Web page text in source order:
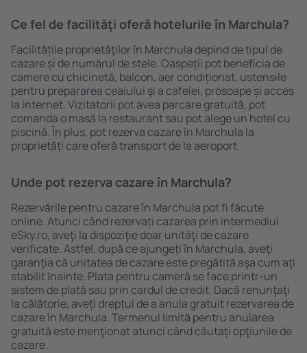
Ce fel de facilităţi oferă hotelurile în Marchula?
Facilitățile proprietăţilor în Marchula depind de tipul de
cazare și de numărul de stele. Oaspeții pot beneficia de
camere cu chicinetă, balcon, aer condiționat, ustensile
pentru prepararea ceaiului şi a cafelei, prosoape și acces
la internet. Vizitatorii pot avea parcare gratuită, pot
comanda o masă la restaurant sau pot alege un hotel cu
piscină. În plus, pot rezerva cazare în Marchula la
proprietăți care oferă transport de la aeroport.
Unde pot rezerva cazare în Marchula?
Rezervările pentru cazare în Marchula pot fi făcute
online. Atunci când rezervați cazarea prin intermediul
eSky.ro, aveţi la dispoziţie doar unităţi de cazare
verificate. Astfel, după ce ajungeți în Marchula, aveţi
garanţia că unitatea de cazare este pregătită aşa cum aţi
stabilit ȋnainte. Plata pentru cameră se face printr-un
sistem de plată sau prin cardul de credit. Dacă renunţaţi
la călătorie, aveți dreptul de a anula gratuit rezervarea de
cazare în Marchula. Termenul limită pentru anularea
gratuită este menţionat atunci când căutați opţiunile de
cazare.